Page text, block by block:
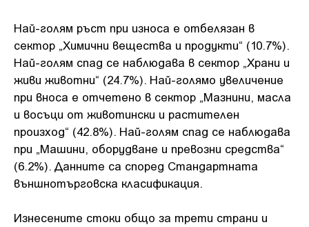
Най-голям ръст при износа е отбелязан в
сектор „Химични вещества и продукти“ (10.7%).
Най-голям спад се наблюдава в сектор „Храни и
живи животни“ (24.7%). Най-голямо увеличение
при вноса е отчетено в сектор „Мазнини, масла
и восъци от животински и растителен
произход“ (42.8%). Най-голям спад се наблюдава
при „Машини, оборудване и превозни средства“
(6.2%). Данните са според Стандартната
външнотърговска класификация.
Изнесените стоки общо за трети страни и